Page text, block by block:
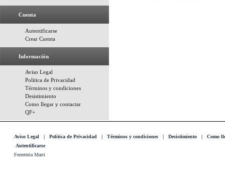
Cuenta
Autentificarse
Crear Cuenta
Información
Aviso Legal
Politica de Privacidad
Términos y condiciones
Desistimiento
Como llegar y contactar
QF+
Aviso Legal | Politica de Privacidad | Términos y condiciones | Desistimiento | Como
Autentificarse
Ferreteria Marti